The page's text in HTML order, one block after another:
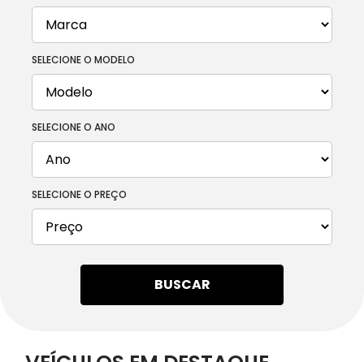
SELECIONE O MODELO
SELECIONE O ANO
SELECIONE O PREÇO
BUSCAR